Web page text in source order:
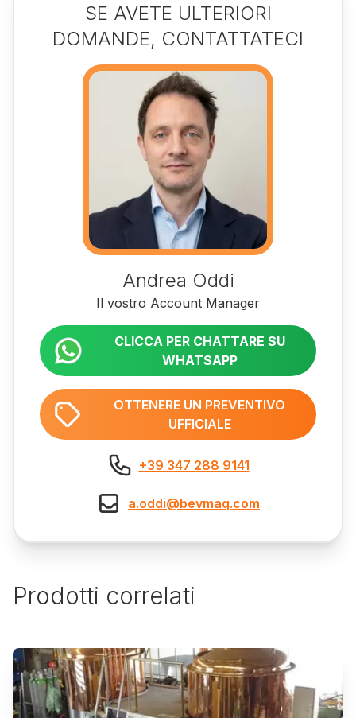
SE AVETE ULTERIORI
DOMANDE, CONTATTATECI
Andrea Oddi
Il vostro Account Manager
CLICCA PER CHATTARE SU
WHATSAPP
OTTENERE UN PREVENTIVO
UFFICIALE
+39 347 288 9141
a.oddi@bevmaq.com
Prodotti correlati